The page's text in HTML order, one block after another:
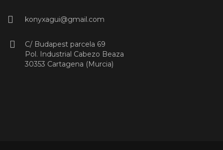
konyxagui@gmail.com
C/ Budapest parcela 69
Pol. Industrial Cabezo Beaza
30353 Cartagena (Murcia)